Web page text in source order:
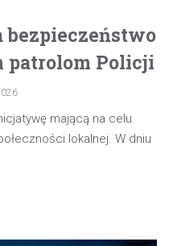
patrolom Policji
mającą na celu
lokalnej. W dniu